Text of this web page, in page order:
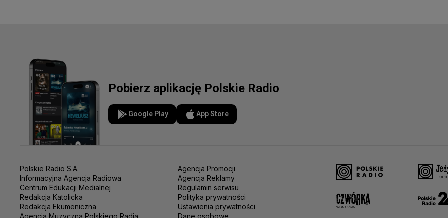
Pobierz aplikację Polskie Radio
Google Play App Store
Polskie Radio S.A.
Informacyjna Agencja Radiowa
Centrum Edukacji Medialnej
Redakcja Katolicka
Redakcja Ekumeniczna
Agencja Muzyczna Polskiego Radia
Agencja Promocji
Agencja Reklamy
Regulamin serwisu
Polityka prywatności
Ustawienia prywatności
Dane osobowe